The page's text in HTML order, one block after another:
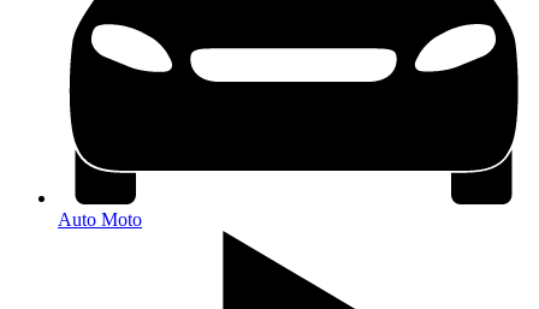
Auto Moto